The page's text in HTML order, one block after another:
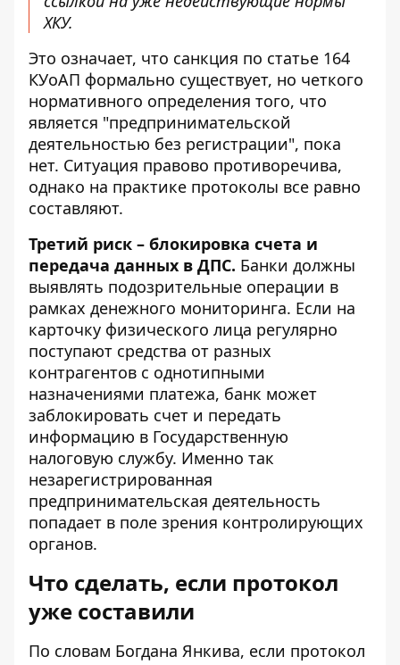
ХКУ.
Это означает, что санкция по статье 164
КУоАП формально существует, но четкого
нормативного определения того, что
является "предпринимательской
деятельностью без регистрации", пока
нет. Ситуация правово противоречива,
однако на практике протоколы все равно
составляют.
Третий риск – блокировка счета и
передача данных в ДПС. Банки должны
выявлять подозрительные операции в
рамках денежного мониторинга. Если на
карточку физического лица регулярно
поступают средства от разных
контрагентов с однотипными
назначениями платежа, банк может
заблокировать счет и передать
информацию в Государственную
налоговую службу. Именно так
незарегистрированная
предпринимательская деятельность
попадает в поле зрения контролирующих
органов.
Что сделать, если протокол
уже составили
По словам Богдана Янкива, если протокол